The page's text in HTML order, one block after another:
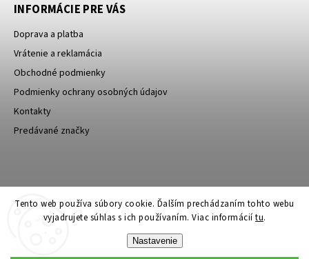
Tento web používa súbory cookie. Ďalším prechádzaním tohto webu
vyjadrujete súhlas s ich používaním. Viac informáciítu.
Nastavenie
INFORMÁCIE PRE VÁS
Doprava a platba
Vrátenie a reklamácia
Obchodné podmienky
Podmienky ochrany osobných údajov
Kontakty
Predávané značky
Bagin.cz